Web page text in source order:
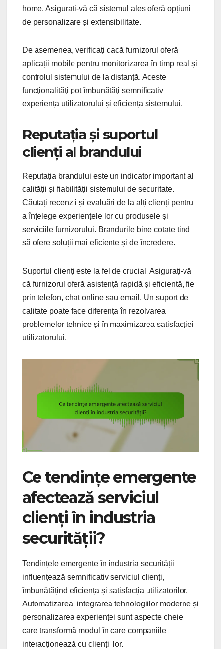
home. Asigurați-vă că sistemul ales oferă opțiuni
de personalizare și extensibilitate.
De asemenea, verificați dacă furnizorul oferă
aplicații mobile pentru monitorizarea în timp real și
controlul sistemului de la distanță. Aceste
funcționalități pot îmbunătăți semnificativ
experiența utilizatorului și eficiența sistemului.
Reputația și suportul
clienți al brandului
Reputația brandului este un indicator important al
calității și fiabilității sistemului de securitate.
Căutați recenzii și evaluări de la alți clienți pentru
a înțelege experiențele lor cu produsele și
serviciile furnizorului. Brandurile bine cotate tind
să ofere soluții mai eficiente și de încredere.
Suportul clienți este la fel de crucial. Asigurați-vă
că furnizorul oferă asistență rapidă și eficientă, fie
prin telefon, chat online sau email. Un suport de
calitate poate face diferența în rezolvarea
problemelor tehnice și în maximizarea satisfacției
utilizatorului.
Ce tendințe emergente
afectează serviciul
clienți în industria
securității?
Tendințele emergente în industria securității
influențează semnificativ serviciul clienți,
îmbunătățind eficiența și satisfacția utilizatorilor.
Automatizarea, integrarea tehnologiilor moderne și
personalizarea experienței sunt aspecte cheie
care transformă modul în care companiile
interacționează cu clienții lor.